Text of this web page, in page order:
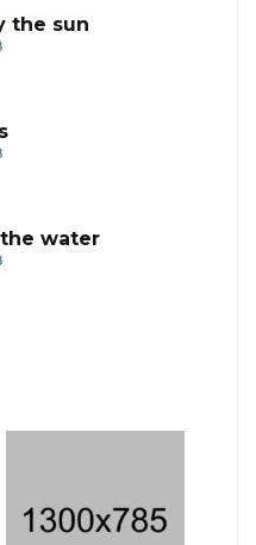
the sun
water